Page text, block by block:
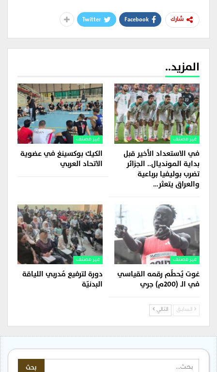
شارك Facebook
Twitter
المزيد..
غير مصنف
في الاستعداد الأخير قبل
بداية المونديال.. الجزائر
تضرب بوليفيا برباعية
والعراق يتعثر…
غير مصنف
الكيك بوكسينغ في عضوية
الاتحاد العربي
غير مصنف
غوت يُحطّم رقمه القياسي
في الـ (200م) جري
غير مصنف
دورة لترفيع مُدربي اللياقة
البدنيّة
السابق التالي